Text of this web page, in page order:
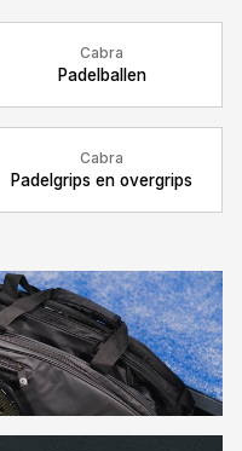
Cabra
Padelballen
Cabra
Padelgrips en overgrips